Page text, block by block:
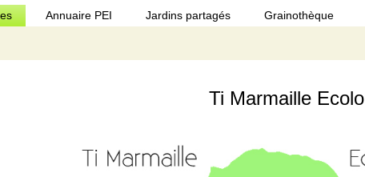
Annuaire PEI Jardins partagés Grainothèque
Ti Marmaille Ecolo